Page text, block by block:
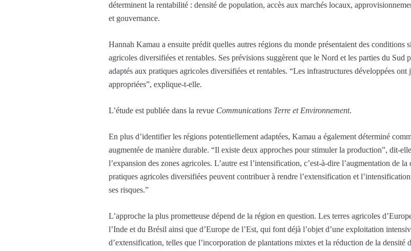
déterminent la rentabilité : densité de population, accès aux marchés locaux,
et gouvernance.
Hannah Kamau a ensuite prédit quelles autres régions du monde présentaient des conditions
agricoles diversifiées et rentables. Ses prévisions suggèrent que le Nord et les parties du Sud
adaptés aux pratiques agricoles diversifiées et rentables. “Les infrastructures développées
appropriées”, explique-t-elle.
L’étude est publiée dans la revue Communications Terre et Environnement.
En plus d’identifier les régions potentiellement adaptées, Kamau a également déterminé
augmentée de manière durable. “Il existe deux approches pour stimuler la production”, dit-
l’expansion des zones agricoles. L’autre est l’intensification, c’est-à-dire l’augmentation de
pratiques agricoles diversifiées peuvent contribuer à rendre l’extensification et
ses risques.”
L’approche la plus prometteuse dépend de la région en question. Les terres agricoles
l’Inde et du Brésil ainsi que d’Europe de l’Est, qui font déjà l’objet d’une exploitation
d’extensification, telles que l’incorporation de plantations mixtes et la réduction de la densité